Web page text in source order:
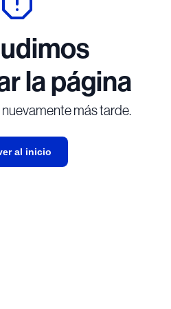
la página
más tarde.
al inicio